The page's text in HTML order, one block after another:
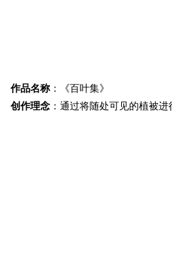
作品名称 ：《百叶集》
创作理念 ：通过将随处可见的植被